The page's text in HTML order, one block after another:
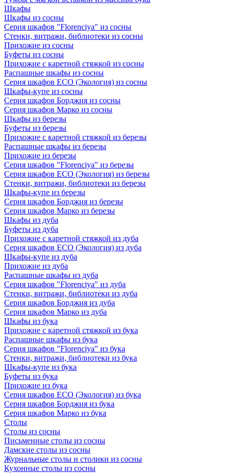
Шкафы
Шкафы из сосны
Серия шкафов "Florenciya" из сосны
Стенки, витражи, библиотеки из сосны
Прихожие из сосны
Буфеты из сосны
Прихожие с каретной стяжкой из сосны
Распашные шкафы из сосны
Серия шкафов ECO (Экология) из сосны
Шкафы-купе из сосны
Серия шкафов Борджия из сосны
Серия шкафов Марко из сосны
Шкафы из березы
Буфеты из березы
Прихожие с каретной стяжкой из березы
Распашные шкафы из березы
Прихожие из березы
Серия шкафов "Florenciya" из березы
Серия шкафов ECO (Экология) из березы
Стенки, витражи, библиотеки из березы
Шкафы-купе из березы
Серия шкафов Борджия из березы
Серия шкафов Марко из березы
Шкафы из дуба
Буфеты из дуба
Прихожие с каретной стяжкой из дуба
Серия шкафов ECO (Экология) из дуба
Шкафы-купе из дуба
Прихожие из дуба
Распашные шкафы из дуба
Серия шкафов "Florenciya" из дуба
Стенки, витражи, библиотеки из дуба
Серия шкафов Борджия из дуба
Серия шкафов Марко из дуба
Шкафы из бука
Прихожие с каретной стяжкой из бука
Распашные шкафы из бука
Серия шкафов "Florenciya" из бука
Стенки, витражи, библиотеки из бука
Шкафы-купе из бука
Буфеты из бука
Прихожие из бука
Серия шкафов ECO (Экология) из бука
Серия шкафов Борджия из бука
Серия шкафов Марко из бука
Столы
Столы из сосны
Письменные столы из сосны
Дамские столы из сосны
Журнальные столы и столики из сосны
Кухонные столы из сосны